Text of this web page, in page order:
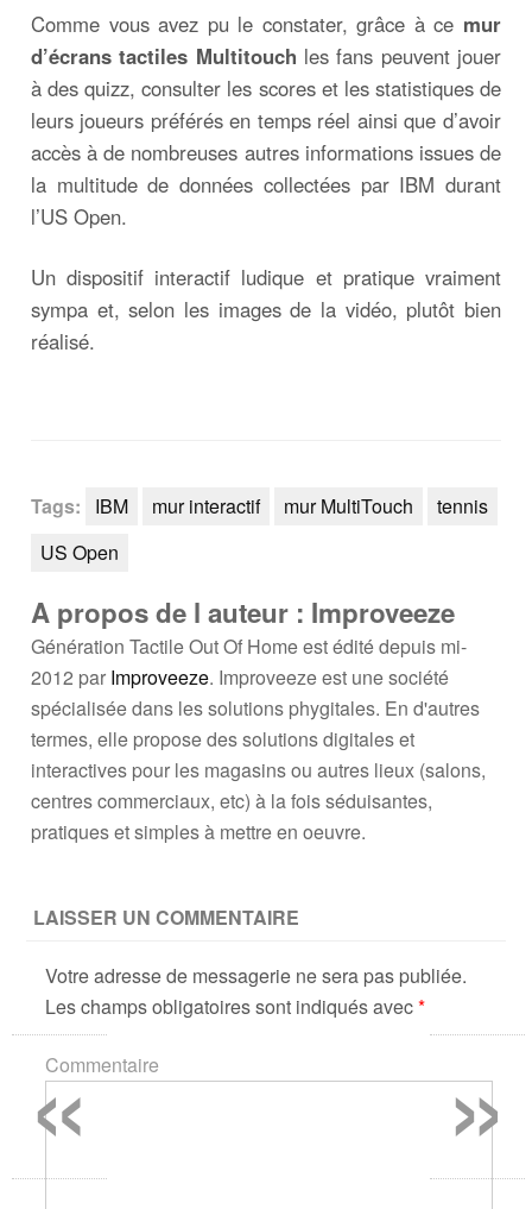
Comme vous avez pu le constater, grâce à ce mur
d’écrans tactiles Multitouch les fans peuvent jouer
à des quizz, consulter les scores et les statistiques de
leurs joueurs préférés en temps réel ainsi que d’avoir
accès à de nombreuses autres informations issues de
la multitude de données collectées par IBM durant
l’US Open.
Un dispositif interactif ludique et pratique vraiment
sympa et, selon les images de la vidéo, plutôt bien
réalisé.
Tags: IBM mur interactif mur MultiTouch
tennis
US Open
A propos de l auteur : Improveeze
Génération Tactile Out Of Home est édité depuis mi-
2012 par Improveeze. Improveeze est une société
spécialisée dans les solutions phygitales. En d'autres
termes, elle propose des solutions digitales et
interactives pour les magasins ou autres lieux (salons,
centres commerciaux, etc) à la fois séduisantes,
pratiques et simples à mettre en oeuvre.
LAISSER UN COMMENTAIRE
Votre adresse de messagerie ne sera pas publiée.
Les champs obligatoires sont indiqués avec*
Commentaire »
«